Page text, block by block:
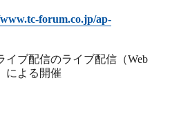
forum.co.jp/ap-
ブ配信のライブ配信（Web
による開催